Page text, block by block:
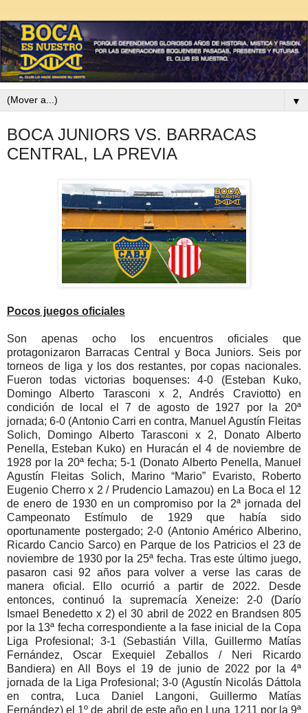
▼
BOCA JUNIORS VS. BARRACAS
CENTRAL, LA PREVIA
Pocos juegos oficiales
Son apenas ocho los encuentros oficiales que
protagonizaron Barracas Central y Boca Juniors. Seis por
torneos de liga y los dos restantes, por copas nacionales.
Fueron todas victorias boquenses: 4-0 (Esteban Kuko,
Domingo Alberto Tarasconi x 2, Andrés Craviotto) en
condición de local el 7 de agosto de 1927 por la 20ª
jornada; 6-0 (Antonio Carri en contra, Manuel Agustín Fleitas
Solich, Domingo Alberto Tarasconi x 2, Donato Alberto
Penella, Esteban Kuko) en Huracán el 4 de noviembre de
1928 por la 20ª fecha; 5-1 (Donato Alberto Penella, Manuel
Agustín Fleitas Solich, Marino “Mario” Evaristo, Roberto
Eugenio Cherro x 2 / Prudencio Lamazou) en La Boca el 12
de enero de 1930 en un compromiso por la 2ª jornada del
Campeonato Estímulo de 1929 que había sido
oportunamente postergado; 2-0 (Antonio Américo Alberino,
Ricardo Cancio Sarco) en Parque de los Patricios el 23 de
noviembre de 1930 por la 25ª fecha. Tras este último juego,
pasaron casi 92 años para volver a verse las caras de
manera oficial. Ello ocurrió a partir de 2022. Desde
entonces, continuó la supremacía Xeneize: 2-0 (Darío
Ismael Benedetto x 2) el 30 abril de 2022 en Brandsen 805
por la 13ª fecha correspondiente a la fase inicial de la Copa
Liga Profesional; 3-1 (Sebastián Villa, Guillermo Matías
Fernández, Oscar Exequiel Zeballos / Neri Ricardo
Bandiera) en All Boys el 19 de junio de 2022 por la 4ª
jornada de la Liga Profesional; 3-0 (Agustín Nicolás Dáttola
en contra, Luca Daniel Langoni, Guillermo Matías
Fernández) el 1º de abril de este año en Luna 1211 por la 9ª